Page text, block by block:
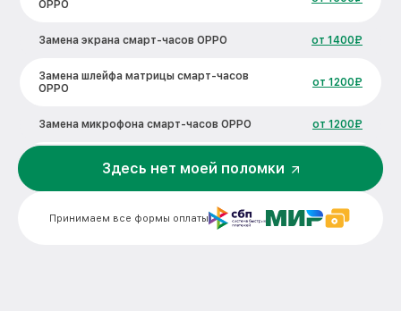
OPPO
Замена экрана смарт-часов OPPO от 1400₽
Замена шлейфа матрицы смарт-часов
OPPO
от 1200₽
Замена микрофона смарт-часов OPPO от 1200₽
Замена кнопки включения смарт-часов
Замена Bluetooth смарт-часов OPPO от 2000₽
Принимаем все формы оплаты
Здесь нет моей поломки